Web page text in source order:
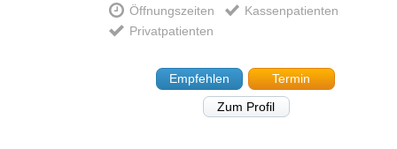
Öffnungszeiten
Kassenpatienten
Privatpatienten
Empfehlen
Termin
Zum Profil